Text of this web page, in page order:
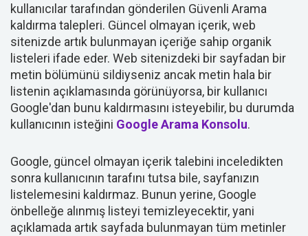
kullanıcılar tarafından gönderilen Güvenli Arama
kaldırma talepleri. Güncel olmayan içerik, web
sitenizde artık bulunmayan içeriğe sahip organik
listeleri ifade eder. Web sitenizdeki bir sayfadan bir
metin bölümünü sildiyseniz ancak metin hala bir
listenin açıklamasında görünüyorsa, bir kullanıcı
Google'dan bunu kaldırmasını isteyebilir, bu durumda
kullanıcının isteğini Google Arama Konsolu.
Google, güncel olmayan içerik talebini inceledikten
sonra kullanıcının tarafını tutsa bile, sayfanızın
listelemesini kaldırmaz. Bunun yerine, Google
önbelleğe alınmış listeyi temizleyecektir, yani
açıklamada artık sayfada bulunmayan tüm metinler